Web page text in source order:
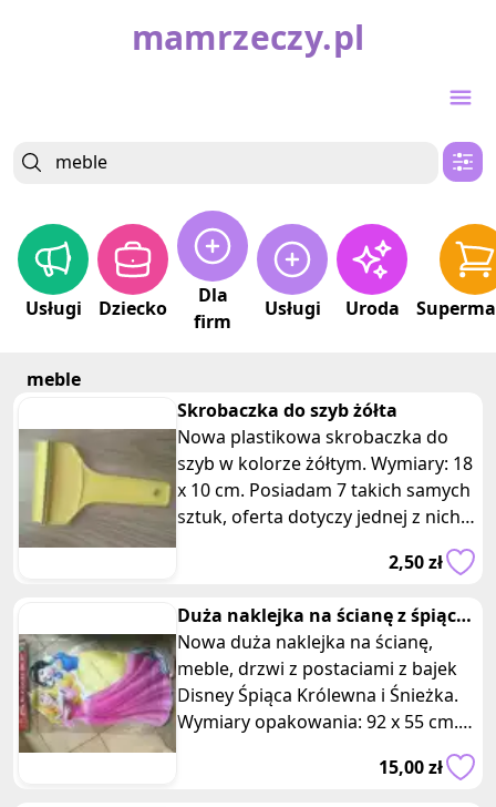
mamrzeczy.pl
Usługi Dziecko
Dla
firm
Usługi Uroda
meble
Skrobaczka do szyb żółta
Nowa plastikowa skrobaczka do
szyb w kolorze żółtym. Wymiary: 18
x 10 cm. Posiadam 7 takich samych
sztuk, oferta dotyczy jednej z nich.
2,50 zł
Duża naklejka na ścianę z śpiąca
królewna i Śnieżka
Nowa duża naklejka na ścianę,
meble, drzwi z postaciami z bajek
Disney Śpiąca Królewna i Śnieżka.
Wymiary opakowania: 92 x 55 cm.
15,00 zł